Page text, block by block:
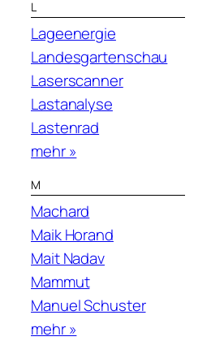
L
Lageenergie
Landesgartenschau
Laserscanner
Lastanalyse
Lastenrad
mehr »
M
Machard
Maik Horand
Mait Nadav
Mammut
Manuel Schuster
mehr »